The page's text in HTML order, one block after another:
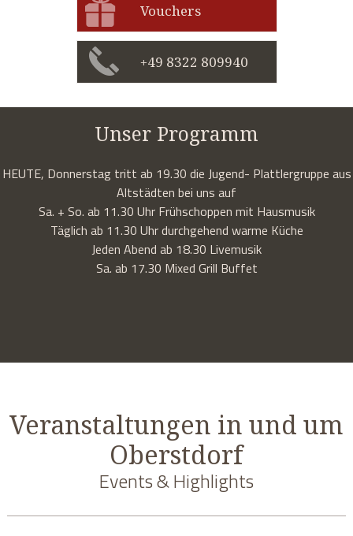
Unser Programm
HEUTE, Donnerstag tritt ab 19.30 die Jugend- Plattlergruppe aus
Altstädten bei uns auf
Sa. + So. ab 11.30 Uhr Frühschoppen mit Hausmusik
Täglich ab 11.30 Uhr durchgehend warme Küche
Jeden Abend ab 18.30 Livemusik
Sa. ab 17.30 Mixed Grill Buffet
Vouchers
+49 8322 809940
Veranstaltungen in und um
Oberstdorf
Events & Highlights